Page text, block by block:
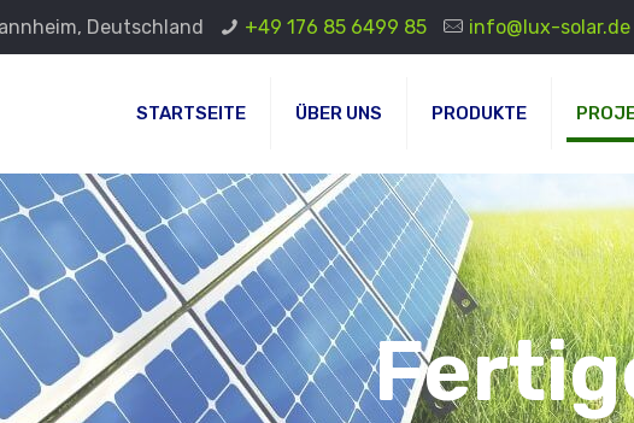
Deutschland +49 176 85 6499 85 info@lux-solar.de
STARTSEITE ÜBER UNS PRODUKTE